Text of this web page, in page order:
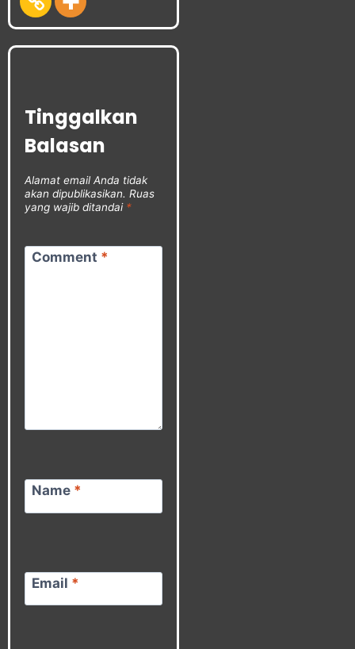
Tinggalkan
Balasan
Alamat email Anda tidak
akan dipublikasikan. Ruas
yang wajib ditandai *
Comment *
Name *
Email *